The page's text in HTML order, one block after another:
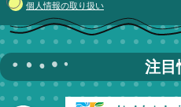
個人情報の取り扱い
注目